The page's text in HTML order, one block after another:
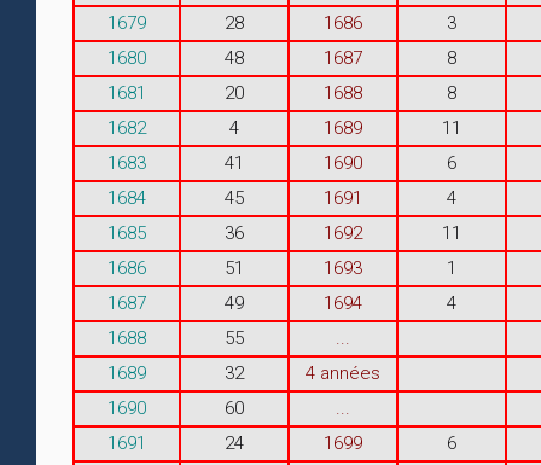
1679
28 1686
3
1680
48 1687
8
1681
20 1688
8
1682
4 1689
11
1683
41 1690
6
1684
45 1691
4
1685
36 1692
11
1686
51 1693
1
1687
49 1694
4
1688
55
1689
32
4 années
1690
60
1691
24 1699
6